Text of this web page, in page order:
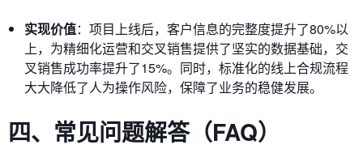
实现价值：项目上线后，客户信息的完整度提升了80%以
上，为精细化运营和交叉销售提供了坚实的数据基础，交
叉销售成功率提升了15%。同时，标准化的线上合规流程
大大降低了人为操作风险，保障了业务的稳健发展。
四、常见问题解答（FAQ）